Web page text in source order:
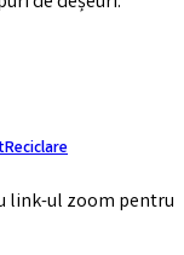
link-ul zoom pentru